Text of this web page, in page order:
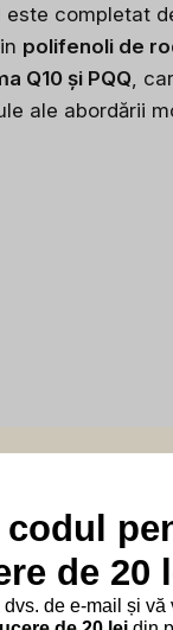
completat
polifenoli de
Q10 și PQQ ,
ale abordării
de 20
de e-mail și vă